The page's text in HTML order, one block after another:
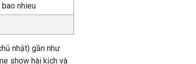
nhật) gần như
show hài kịch và